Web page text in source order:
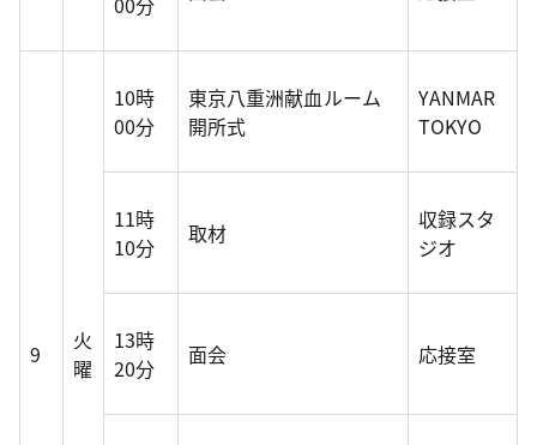
9
火
曜
10時
00分
東京八重洲献血ルーム
開所式
YANMAR
TOKYO
11時
10分
取材
収録スタ
ジオ
13時
20分
面会 応接室